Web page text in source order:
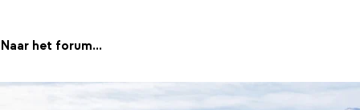
Naar het forum...